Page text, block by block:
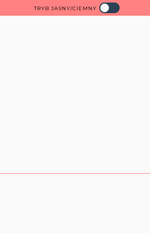
TRYB JASNY/CIEMNY